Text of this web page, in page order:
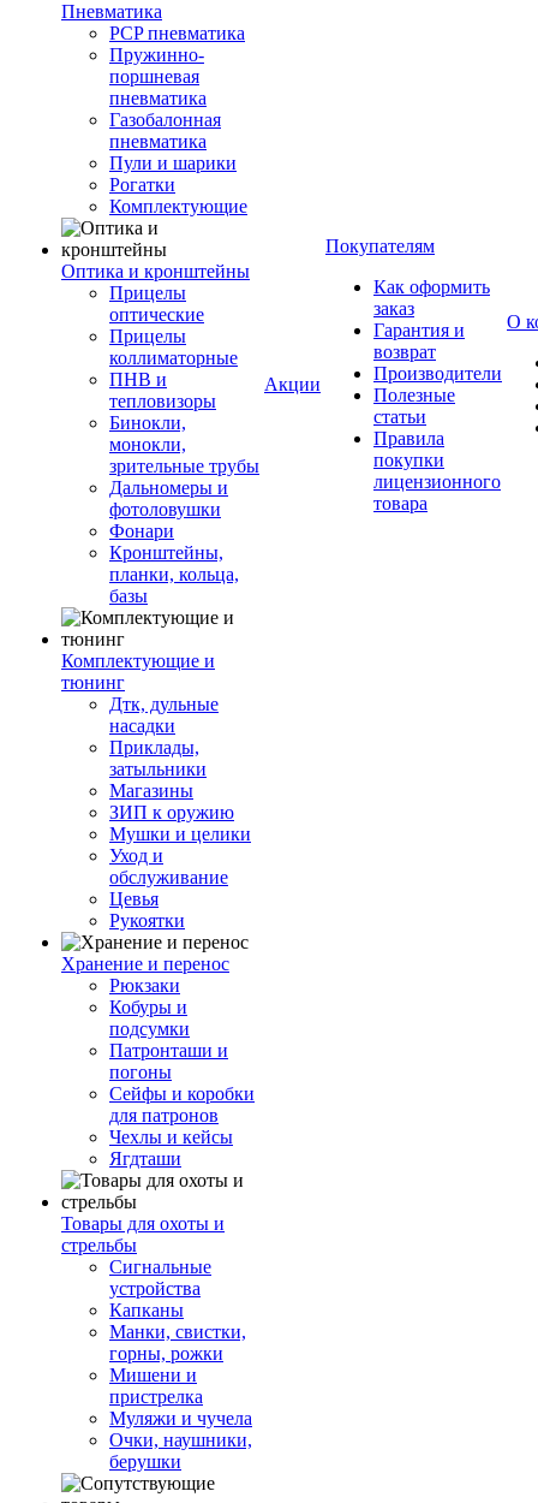
Пневматика
PCP пневматика
Пружинно-
поршневая
пневматика
Газобалонная
пневматика
Пули и шарики
Рогатки
Комплектующие
Оптика и кронштейны
Прицелы
оптические
Прицелы
коллиматорные
ПНВ и
тепловизоры
Бинокли,
монокли,
зрительные трубы
Дальномеры и
фотоловушки
Фонари
Кронштейны,
планки, кольца,
базы
Комплектующие и
тюнинг
Дтк, дульные
насадки
Приклады,
затыльники
Магазины
ЗИП к оружию
Мушки и целики
Уход и
обслуживание
Цевья
Рукоятки
Хранение и перенос
Рюкзаки
Кобуры и
подсумки
Патронташи и
погоны
Сейфы и коробки
для патронов
Чехлы и кейсы
Ягдташи
Товары для охоты и
стрельбы
Сигнальные
устройства
Капканы
Манки, свистки,
горны, рожки
Мишени и
пристрелка
Муляжи и чучела
Очки, наушники,
берушки
Акции
Покупателям
Как оформить
заказ
Гарантия и
возврат
Производители
Полезные
статьи
Правила
покупки
лицензионного
товара
О